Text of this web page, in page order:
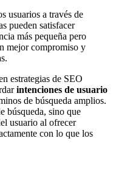
usuarios a través de
pueden satisfacer
más pequeña pero
mejor compromiso y
estrategias de SEO
intenciones de usuario
de búsqueda amplios.
búsqueda, sino que
usuario al ofrecer
con lo que los